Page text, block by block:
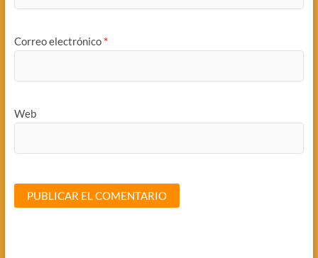
Correo electrónico *
Web